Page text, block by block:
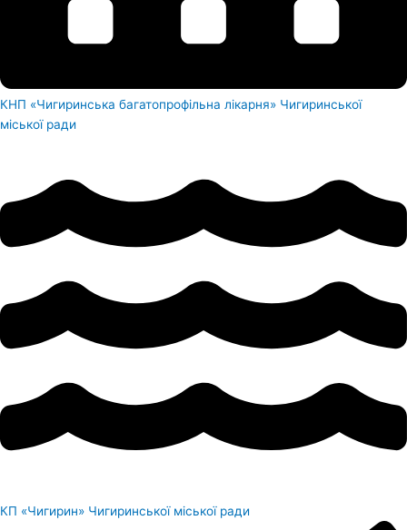
КНП «Чигиринська багатопрофільна лікарня» Чигиринської
міської ради
КП «Чигирин» Чигиринської міської ради